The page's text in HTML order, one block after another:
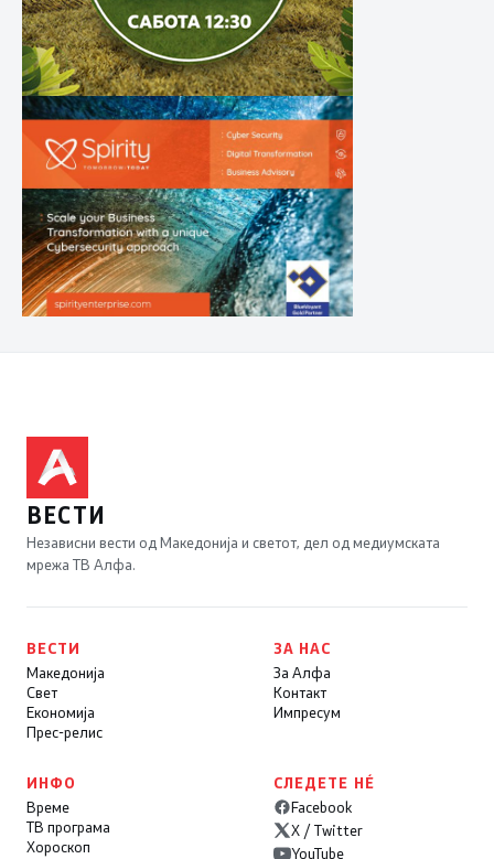
ВЕСТИ
Независни вести од Македонија и светот, дел од медиумската
мрежа ТВ Алфа.
ВЕСТИ
Македонија
Свет
Економија
Прес-релис
ЗА НАС
За Алфа
Контакт
Импресум
ИНФО
Време
ТВ програма
Хороскоп
СЛЕДЕТЕ НÉ
Facebook
X / Twitter
YouTube